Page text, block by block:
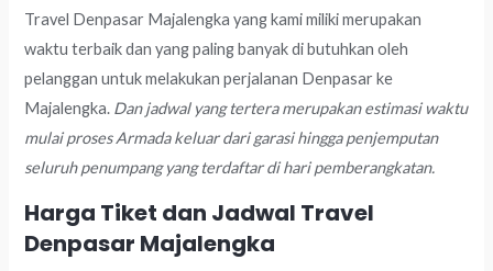
Travel Denpasar Majalengka yang kami miliki merupakan
waktu terbaik dan yang paling banyak di butuhkan oleh
pelanggan untuk melakukan perjalanan Denpasar ke
Majalengka. Dan jadwal yang tertera merupakan estimasi waktu
mulai proses Armada keluar dari garasi hingga penjemputan
seluruh penumpang yang terdaftar di hari pemberangkatan.
Harga Tiket dan Jadwal Travel
Denpasar Majalengka